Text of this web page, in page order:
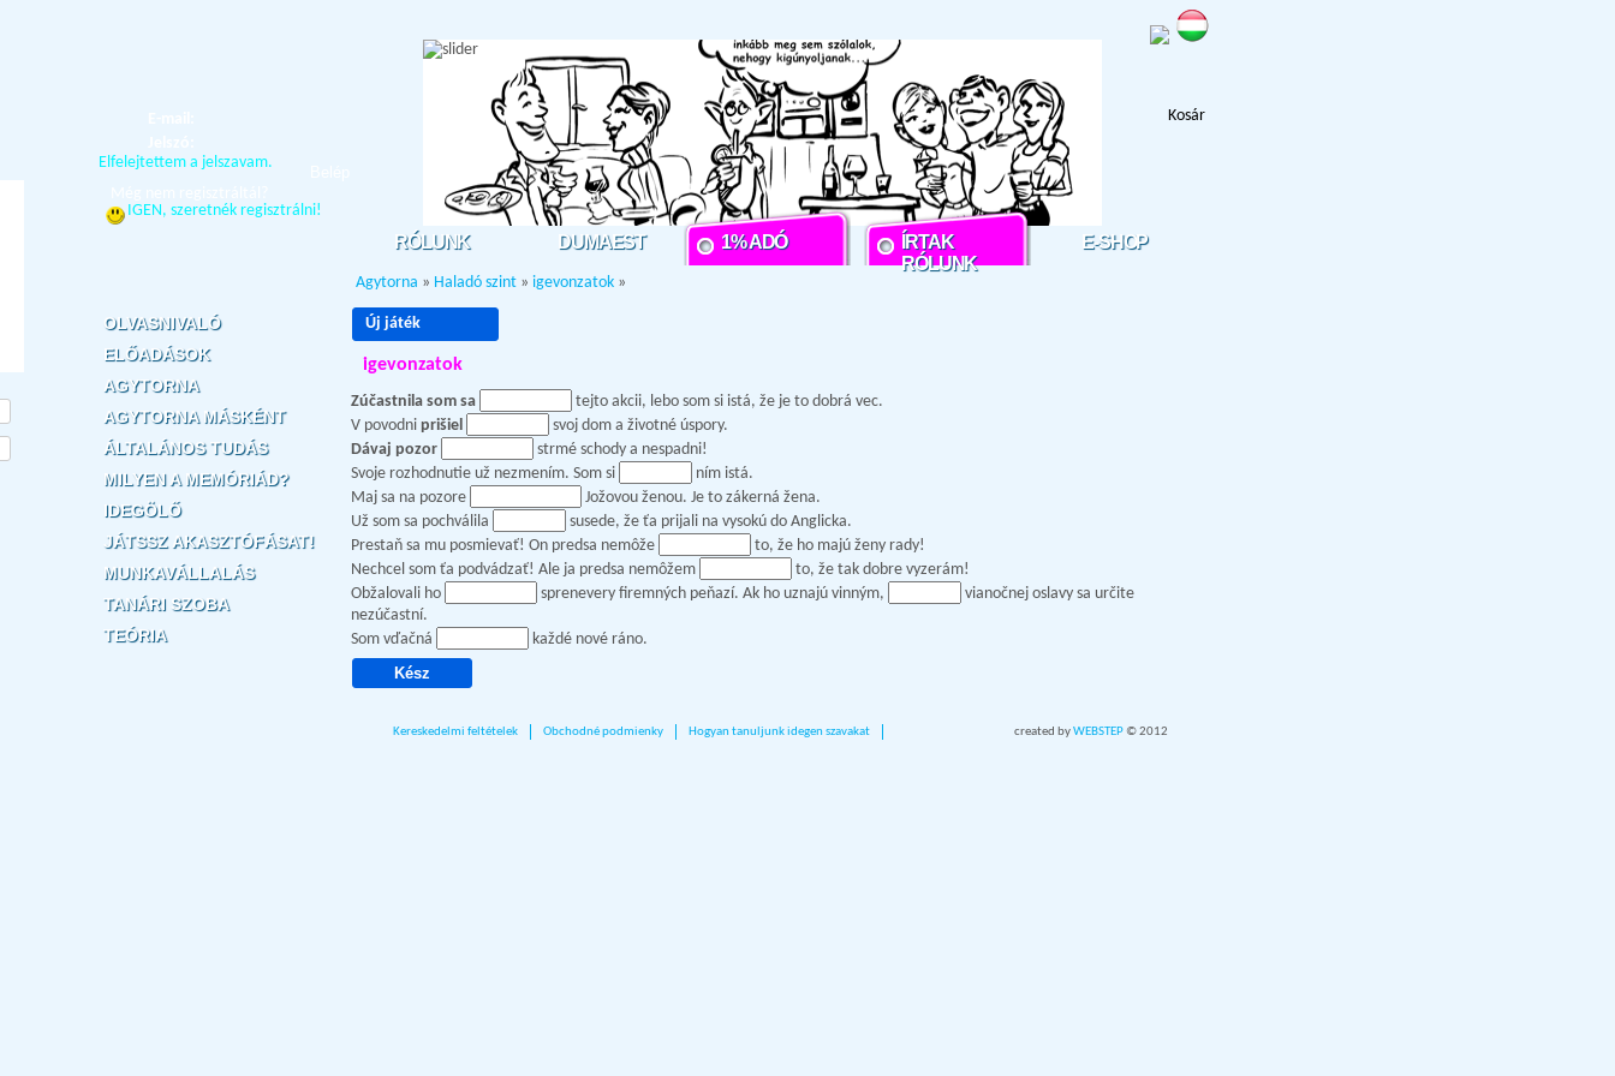
Elfelejtettem a jelszavam.
IGEN, szeretnék regisztrálni!
RÓLUNK DUMAEST 1% ADÓ
ÍRTAK
RÓLUNK
E-SHOP
Agytorna » Haladó szint » igevonzatok »
Kosár
OLVASNIVALÓ
ELŐADÁSOK
AGYTORNA
AGYTORNA MÁSKÉNT
ÁLTALÁNOS TUDÁS
MILYEN A MEMÓRIÁD?
IDEGÖLŐ
JÁTSSZ AKASZTÓFÁSAT!
MUNKAVÁLLALÁS
TANÁRI SZOBA
TEÓRIA
Új játék
igevonzatok
Zúčastnila som sa
tejto akcii, lebo som si istá, že je to dobrá vec.
V povodni prišiel
svoj dom a životné úspory.
Dávaj pozor
strmé schody a nespadni!
Svoje rozhodnutie už nezmením. Som si
ním istá.
Maj sa na pozore
Jožovou ženou. Je to zákerná žena.
Už som sa pochválila
susede, že ťa prijali na vysokú do Anglicka.
Prestaň sa mu posmievať! On predsa nemôže
to, že ho majú ženy rady!
Nechcel som ťa podvádzať! Ale ja predsa nemôžem
to, že tak dobre vyzerám!
Obžalovali ho
sprenevery firemných peňazí. Ak ho uznajú vinným,
vianočnej oslavy sa určite
nezúčastní.
Som vďačná
každé nové ráno.
Kereskedelmi feltételek Obchodné podmienky Hogyan tanuljunk idegen szavakat created byWEBSTEP© 2012